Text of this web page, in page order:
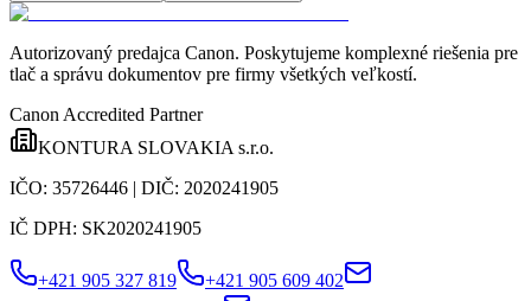
Autorizovaný predajca Canon. Poskytujeme komplexné riešenia pre
tlač a správu dokumentov pre firmy všetkých veľkostí.
Canon Accredited Partner
KONTURA SLOVAKIA s.r.o.
IČO: 35726446 | DIČ: 2020241905
IČ DPH: SK2020241905
+421 905 327 819
+421 905 609 402